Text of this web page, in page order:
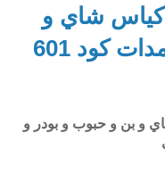
شاي و
بن و حبوب و بودر و مجمدات كود 601
و بن و حبوب و بودر و